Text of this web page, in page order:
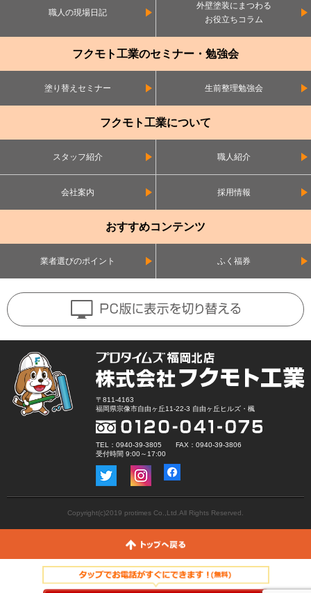
職人の現場日記
外壁塗装にまつわる
お役立ちコラム
フクモト工業のセミナー・勉強会
塗り替えセミナー 生前整理勉強会
フクモト工業について
スタッフ紹介 職人紹介
会社案内 採用情報
おすすめコンテンツ
業者選びのポイント ふく福券
〒811-4163
福岡県宗像市自由ヶ丘11-22-3 自由ヶ丘ヒルズ・楓
TEL：0940-39-3805 FAX：0940-39-3806
受付時間 9:00～17:00
Copyright(c)2019 protimes Co.,Ltd.All Rights Reserved.